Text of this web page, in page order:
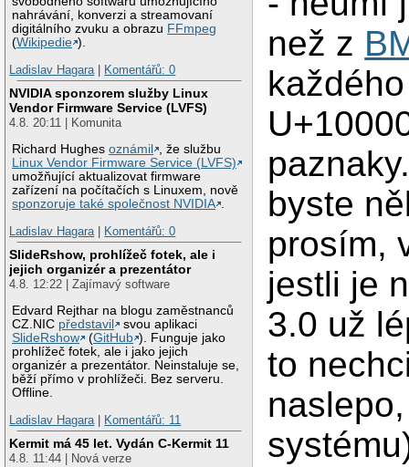
nahrávání, konverzi a streamovaní
digitálního zvuku a obrazu FFmpeg
(Wikipedie ).
Ladislav Hagara
Komentářů: 0
NVIDIA sponzorem služby Linux
Vendor Firmware Service (LVFS)
4.8. 20:11 | Komunita
Richard Hughesoznámil
, že službu
Linux Vendor Firmware Service (LVFS)
umožňující aktualizovat firmware
zařízení na počítačích s Linuxem, nově
sponzoruje také společnost NVIDIA .
Ladislav Hagara | Komentářů: 0
SlideRshow, prohlížeč fotek, ale i
jejich organizér a prezentátor
4.8. 12:22 | Zajímavý software
Edvard Rejthar na blogu zaměstnanců
CZ.NIC představil
svou aplikaci
SlideRshow
(GitHub ). Funguje jako
prohlížeč fotek, ale i jako jejich
organizér a prezentátor. Neinstaluje se,
běží přímo v prohlížeči. Bez serveru.
Offline.
Ladislav Hagara | Komentářů: 11
Kermit má 45 let. Vydán C-Kermit 11
4.8. 11:44 | Nová verze
než z
byste
prosím,
jestli je
3.0 už
to